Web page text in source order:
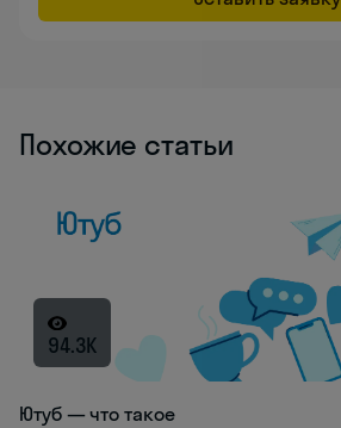
Похожие статьи
94.3K
Ютуб — что такое